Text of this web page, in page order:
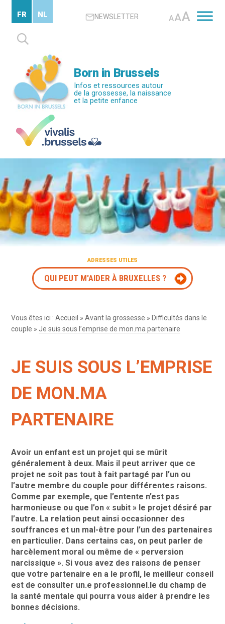
contenu
principal
NEWSLETTER AAA
Rechercher :
FR NL
Born in Brussels
Infos et ressources autour
de la grossesse, la naissance
et la petite enfance
ADRESSES UTILES
QUI PEUT M'AIDER À BRUXELLES ?
Vous êtes ici :Accueil »Avant la grossesse » Difficultés dans le
couple » Je suis sous l’emprise de mon.ma partenaire
JE SUIS SOUS L’EMPRISE
DE MON.MA
PARTENAIRE
Avoir un enfant est un projet qui se mûrit
généralement à deux. Mais il peut arriver que ce
projet ne soit pas tout à fait partagé par l’un ou
l’autre membre du couple pour différentes raisons.
Comme par exemple, que l’entente n’est pas
harmonieuse ou que l’on « subit » le projet désiré par
l’autre. La relation peut ainsi occasionner des
souffrances et un mal-être pour l’un des partenaires
en particulier. Dans certains cas, on peut parler de
harcèlement moral ou même de « perversion
narcissique ». Si vous avez des raisons de penser
que votre partenaire en a le profil, le meilleur conseil
est de consulter un.e professionnel.le du champ de
la santé mentale qui pourra vous aider à prendre les
bonnes décisions.